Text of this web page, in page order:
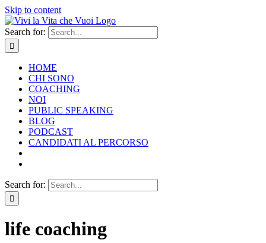
Skip to content
Search for:
HOME
CHI SONO
COACHING
NOI
PUBLIC SPEAKING
BLOG
PODCAST
CANDIDATI AL PERCORSO
Search for:
life coaching